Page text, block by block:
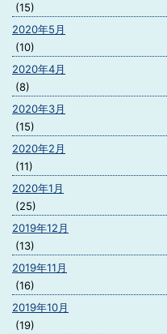
(15)
2020年5月
(10)
2020年4月
(8)
2020年3月
(15)
2020年2月
(11)
2020年1月
(25)
2019年12月
(13)
2019年11月
(16)
2019年10月
(19)